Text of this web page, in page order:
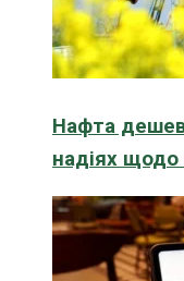
Нафта
надіях